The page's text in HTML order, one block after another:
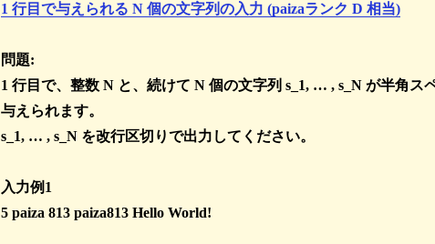
1 行目で与えられる N 個の文字列の入力 (paizaランク D 相当)
問題:
1 行目で、整数 N と、続けて N 個の文字列 s_1, … , s_N が半角ス
与えられます。
s_1, … , s_N を改行区切りで出力してください。
入力例1
5 paiza 813 paiza813 Hello World!